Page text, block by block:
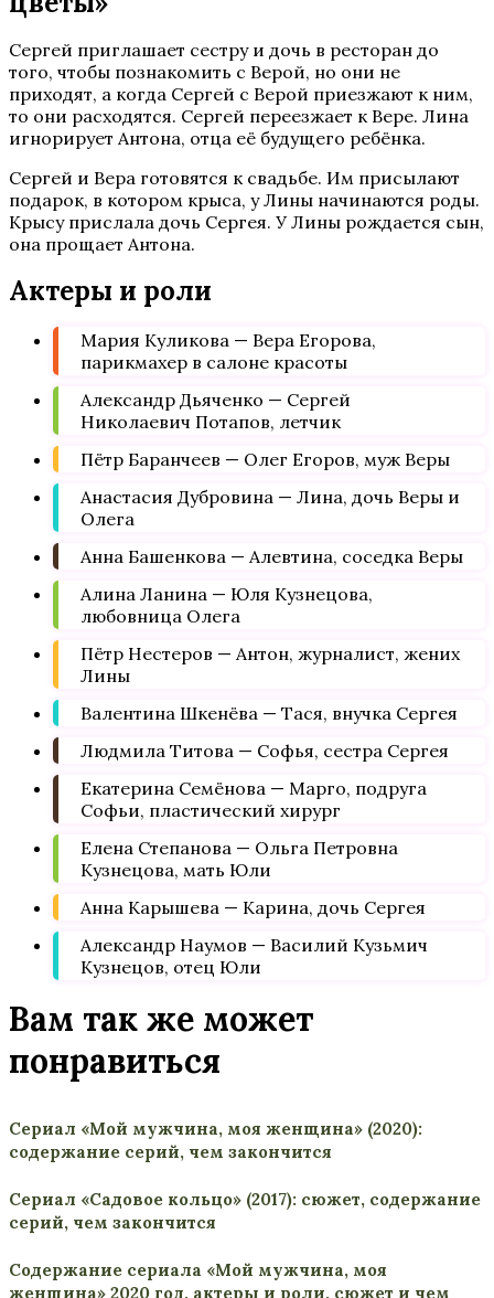
Сергей приглашает сестру и дочь в ресторан до
того, чтобы познакомить с Верой, но они не
приходят, а когда Сергей с Верой приезжают к ним,
то они расходятся. Сергей переезжает к Вере. Лина
игнорирует Антона, отца её будущего ребёнка.
Сергей и Вера готовятся к свадьбе. Им присылают
подарок, в котором крыса, у Лины начинаются роды.
Крысу прислала дочь Сергея. У Лины рождается сын,
она прощает Антона.
Актеры и роли
Мария Куликова — Вера Егорова,
парикмахер в салоне красоты
Александр Дьяченко — Сергей
Николаевич Потапов, летчик
Пётр Баранчеев — Олег Егоров, муж Веры
Анастасия Дубровина — Лина, дочь Веры и
Олега
Анна Башенкова — Алевтина, соседка Веры
Алина Ланина — Юля Кузнецова,
любовница Олега
Пётр Нестеров — Антон, журналист, жених
Лины
Валентина Шкенёва — Тася, внучка Сергея
Людмила Титова — Софья, сестра Сергея
Екатерина Семёнова — Марго, подруга
Софьи, пластический хирург
Елена Степанова — Ольга Петровна
Кузнецова, мать Юли
Анна Карышева — Карина, дочь Сергея
Александр Наумов — Василий Кузьмич
Кузнецов, отец Юли
Вам так же может
понравиться
Сериал «Мой мужчина, моя женщина» (2020):
содержание серий, чем закончится
Сериал «Садовое кольцо» (2017): сюжет, содержание
серий, чем закончится
Содержание сериала «Мой мужчина, моя
женщина» 2020 год, актеры и роли, сюжет и чем